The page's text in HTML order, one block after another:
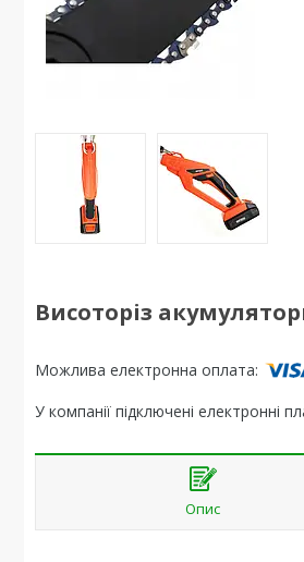
Висоторіз
У компанії підключені електронні
Опис